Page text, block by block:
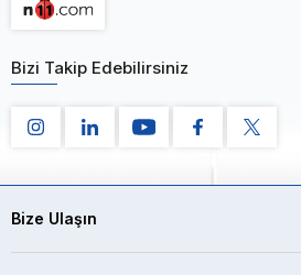
Bizi Takip Edebilirsiniz
Bize Ulaşın